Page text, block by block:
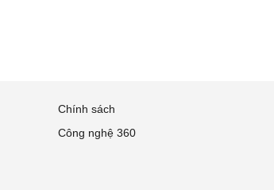
Chính sách
Công nghệ 360